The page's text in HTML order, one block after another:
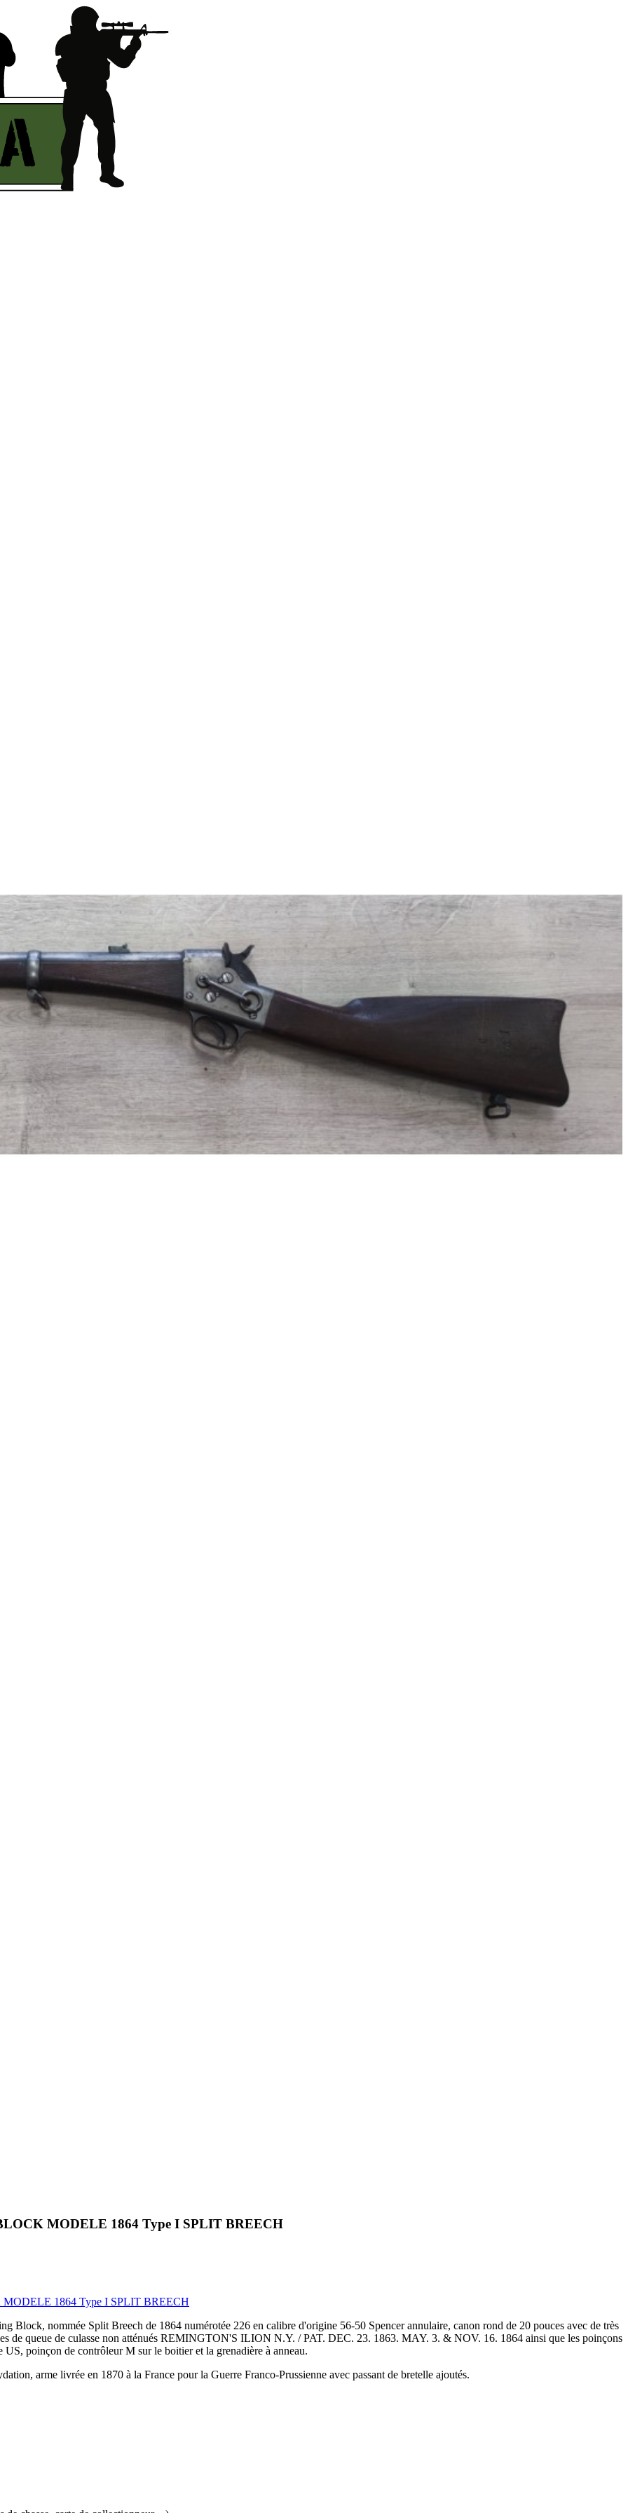
MODELE 1864 Type I SPLIT BREECH
1864 Type I SPLIT BREECH
Block, nommée Split Breech de 1864 numérotée 226 en calibre d'origine 56-50 Spencer annulaire, canon rond de 20 pouces avec de très
de queue de culasse non atténués REMINGTON'S ILION N.Y. / PAT. DEC. 23. 1863. MAY. 3. & NOV. 16. 1864 ainsi que les poinçons
poinçon de contrôleur M sur le boitier et la grenadière à anneau.
arme livrée en 1870 à la France pour la Guerre Franco-Prussienne avec passant de bretelle ajoutés.